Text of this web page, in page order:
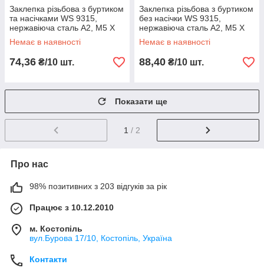
Заклепка різьбова з буртиком
та насічками WS 9315,
нержавіюча сталь A2, М5 X
13
Немає в наявності
74,36 ₴/10 шт.
Заклепка різьбова з буртиком
без насічки WS 9315,
нержавіюча сталь A2, М5 X
16
Немає в наявності
88,40 ₴/10 шт.
Показати ще
1 / 2
Про нас
98% позитивних з 203 відгуків за рік
Працює з 10.12.2010
м. Костопіль
вул.Бурова 17/10, Костопіль, Україна
Контакти